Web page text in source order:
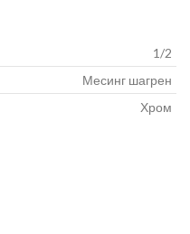
1/2
Месинг шагрен
Хром